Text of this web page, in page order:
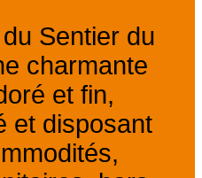
Sentier du
charmante
et fin,
et disposant